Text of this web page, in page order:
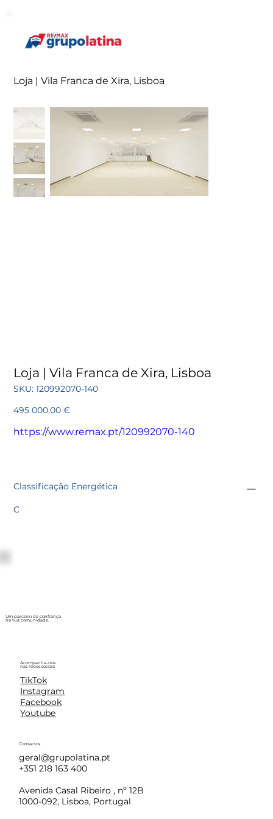
Loja | Vila Franca de Xira, Lisboa
Loja | Vila Franca de Xira, Lisboa
SKU: SKU
120992070-
120992070-140
Preço
495 000,00 €
https://www.remax.pt/120992070-140
Classificação Energética
C
Um parceiro de confiança
na tua comunidade.
Acompanha-nos
nas redes sociais
TikTok
Instagram
Facebook
Youtube
Contactos
geral@grupolatina.pt
+351 218 163 400
Avenida Casal Ribeiro , nº 12B
1000-092, Lisboa, Portugal